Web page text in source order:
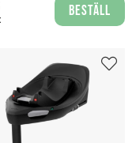
Beställ